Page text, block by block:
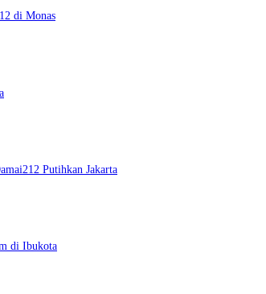
di Monas
Putihkan Jakarta
di Ibukota